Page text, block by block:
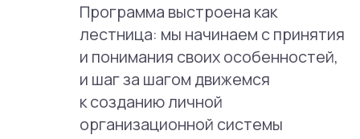
Подробности оформления можно
уточнить на сайте ФНС